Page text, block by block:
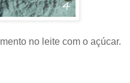
no leite com o açúcar.